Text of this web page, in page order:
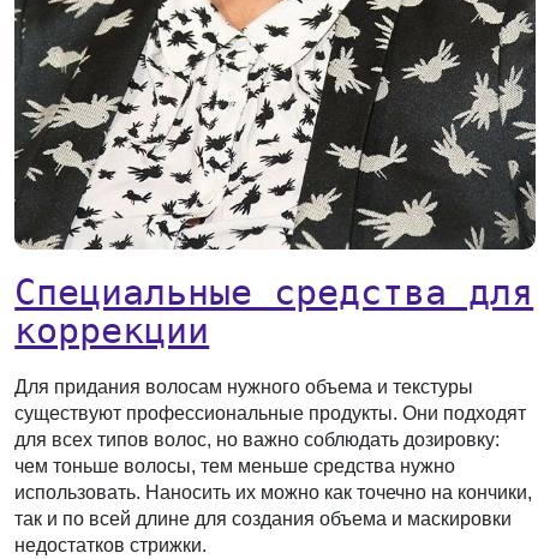
Специальные средства для
коррекции
Для придания волосам нужного объема и текстуры
существуют профессиональные продукты. Они подходят
для всех типов волос, но важно соблюдать дозировку:
чем тоньше волосы, тем меньше средства нужно
использовать. Наносить их можно как точечно на кончики,
так и по всей длине для создания объема и маскировки
недостатков стрижки.